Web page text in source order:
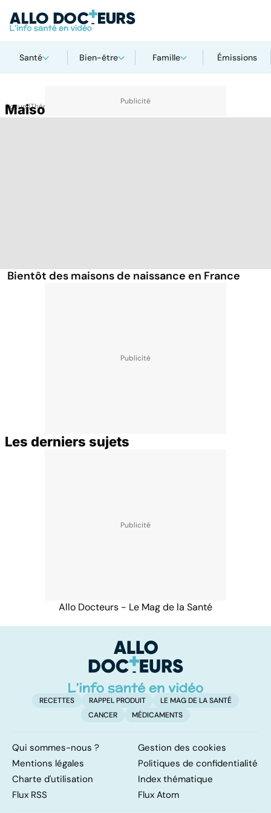
Santé Bien-être Famille Émissions
AccueilThématiques
Maison de naissance
Bientôt des maisons de naissance en France
Les derniers sujets
Allo Docteurs - Le Mag de la Santé
RECETTES RAPPEL PRODUIT
LE MAG DE LA SANTÉ
CANCER
MÉDICAMENTS
Qui sommes-nous ?
Gestion des cookies
Mentions légales
Politiques de confidentialité
Charte d'utilisation
Index thématique
Flux RSS
Flux Atom